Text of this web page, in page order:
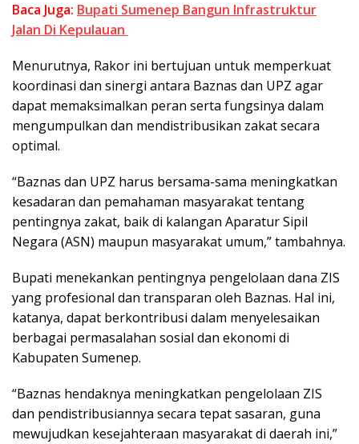
Baca Juga: Bupati Sumenep Bangun Infrastruktur
Jalan Di Kepulauan
Menurutnya, Rakor ini bertujuan untuk memperkuat
koordinasi dan sinergi antara Baznas dan UPZ agar
dapat memaksimalkan peran serta fungsinya dalam
mengumpulkan dan mendistribusikan zakat secara
optimal.
“Baznas dan UPZ harus bersama-sama meningkatkan
kesadaran dan pemahaman masyarakat tentang
pentingnya zakat, baik di kalangan Aparatur Sipil
Negara (ASN) maupun masyarakat umum,” tambahnya.
Bupati menekankan pentingnya pengelolaan dana ZIS
yang profesional dan transparan oleh Baznas. Hal ini,
katanya, dapat berkontribusi dalam menyelesaikan
berbagai permasalahan sosial dan ekonomi di
Kabupaten Sumenep.
“Baznas hendaknya meningkatkan pengelolaan ZIS
dan pendistribusiannya secara tepat sasaran, guna
mewujudkan kesejahteraan masyarakat di daerah ini,”